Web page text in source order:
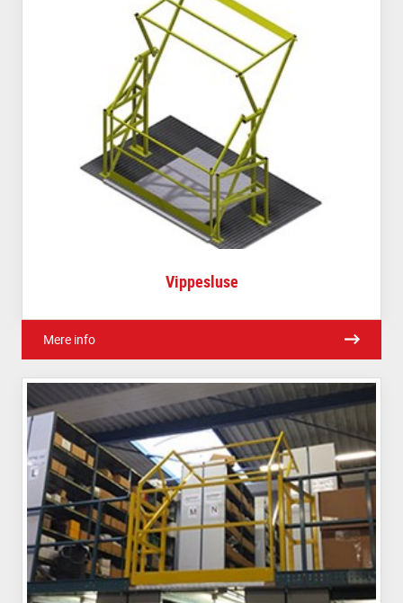
Vippesluse
Mere info